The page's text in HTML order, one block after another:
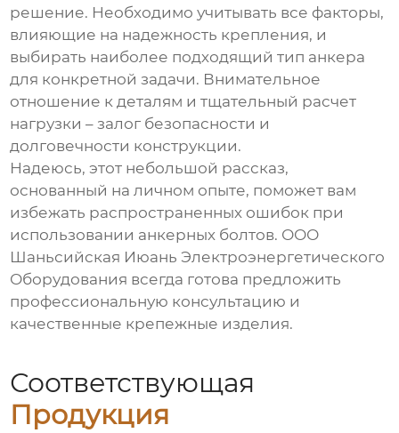
решение. Необходимо учитывать все факторы,
влияющие на надежность крепления, и
выбирать наиболее подходящий тип анкера
для конкретной задачи. Внимательное
отношение к деталям и тщательный расчет
нагрузки – залог безопасности и
долговечности конструкции.
Надеюсь, этот небольшой рассказ,
основанный на личном опыте, поможет вам
избежать распространенных ошибок при
использовании анкерных болтов. ООО
Шаньсийская Июань Электроэнергетического
Оборудования всегда готова предложить
профессиональную консультацию и
качественные крепежные изделия.
Соответствующая
Продукция